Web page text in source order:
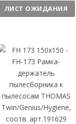
ч
е
в
о
ЛИСТ ОЖИДАНИЯ